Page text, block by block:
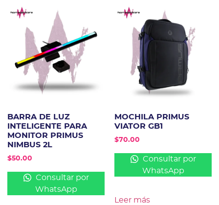
BARRA DE LUZ
INTELIGENTE PARA
MONITOR PRIMUS
NIMBUS 2L
$50.00
Consultar por
WhatsApp
MOCHILA PRIMUS
VIATOR GB1
$70.00
Consultar por
WhatsApp
Leer más